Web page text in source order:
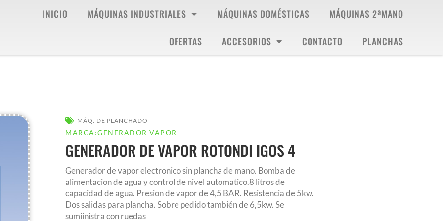
INICIO MÁQUINAS INDUSTRIALES MÁQUINAS DOMÉSTICAS MÁQUINAS 2ªMANO
OFERTAS ACCESORIOS CONTACTO PLANCHAS
MÁQ. DE PLANCHADO
MARCA:GENERADOR VAPOR
GENERADOR DE VAPOR ROTONDI IGOS 4
Generador de vapor electronico sin plancha de mano. Bomba de
alimentacion de agua y control de nivel automatico.8 litros de
capacidad de agua. Presion de vapor de 4,5 BAR. Resistencia de 5kw.
Dos salidas para plancha. Sobre pedido también de 6,5kw. Se
sumiinistra con ruedas